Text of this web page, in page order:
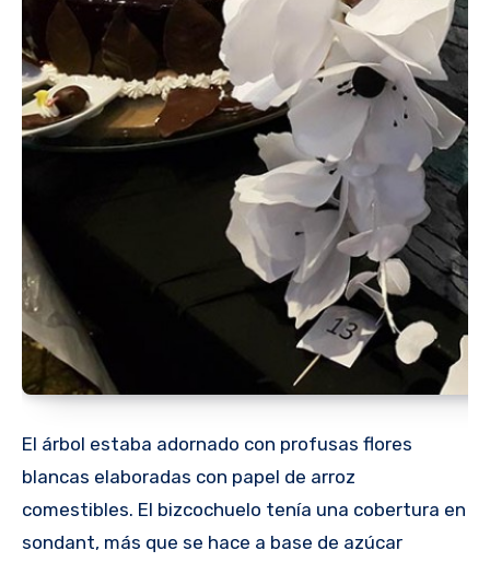
El árbol estaba adornado con profusas flores
blancas elaboradas con papel de arroz
comestibles. El bizcochuelo tenía una cobertura en
sondant, más que se hace a base de azúcar